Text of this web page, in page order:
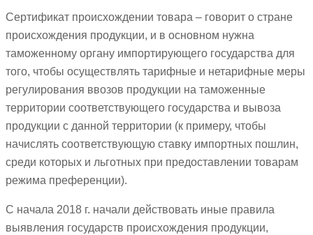
Сертификат происхождении товара – говорит о стране
происхождения продукции, и в основном нужна
таможенному органу импортирующего государства для
того, чтобы осуществлять тарифные и нетарифные меры
регулирования ввозов продукции на таможенные
территории соответствующего государства и вывоза
продукции с данной территории (к примеру, чтобы
начислять соответствующую ставку импортных пошлин,
среди которых и льготных при предоставлении товарам
режима преференции).
С начала 2018 г. начали действовать иные правила
выявления государств происхождения продукции,